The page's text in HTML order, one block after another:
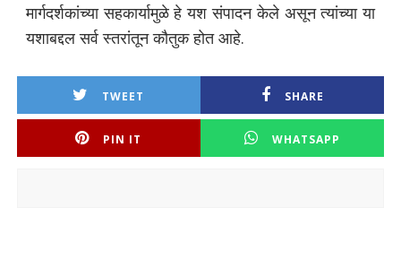
मार्गदर्शकांच्या सहकार्यामुळे हे यश संपादन केले असून त्यांच्या या
यशाबद्दल सर्व स्तरांतून कौतुक होत आहे.
TWEET SHARE
PIN IT WHATSAPP